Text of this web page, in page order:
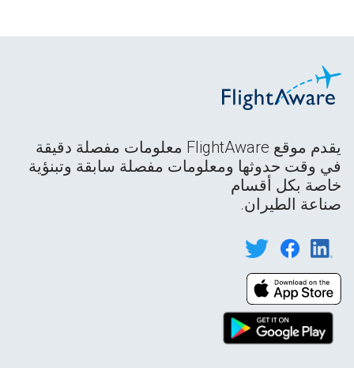
يقدم موقع FlightAware معلومات مفصلة دقيقة
في وقت حدوثها ومعلومات مفصلة سابقة وتبنؤية
خاصة بكل أقسام
صناعة الطيران.